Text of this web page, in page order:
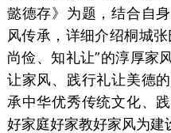
懿德存》为题，结合自
风传承，详细介绍桐城张
尚俭、知礼让”的淳厚家
让家风、践行礼让美德
承中华优秀传统文化、
好家庭好家教好家风为建